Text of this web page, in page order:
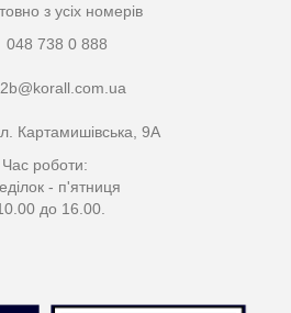
з усіх номерів
048 738 0 888
Картамишівська, 9А
Час роботи:
- п'ятниця
до 16.00.